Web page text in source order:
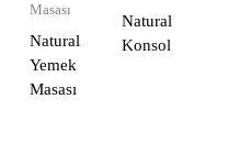
Masası
Natural
Yemek
Masası
Natural
Konsol